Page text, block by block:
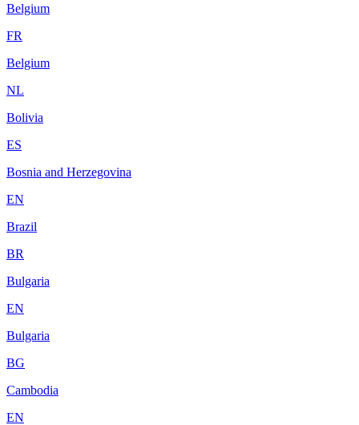
Belgium
FR
Belgium
NL
Bolivia
ES
Bosnia and Herzegovina
EN
Brazil
BR
Bulgaria
EN
Bulgaria
BG
Cambodia
EN